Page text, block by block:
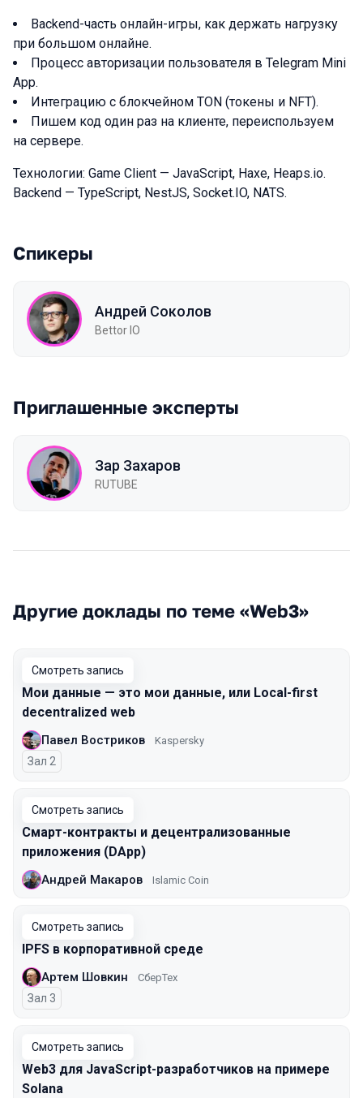
Backend-часть онлайн-игры, как держать нагрузку
при большом онлайне.
Процесс авторизации пользователя в Telegram Mini
App.
Интеграцию с блокчейном TON (токены и NFT).
Пишем код один раз на клиенте, переиспользуем
на сервере.
Технологии: Game Client — JavaScript, Haxe, Heaps.io.
Backend — TypeScript, NestJS, Socket.IO, NATS.
Спикеры
Андрей Соколов
Bettor IO
Приглашенные эксперты
Зар Захаров
RUTUBE
Другие доклады по теме «Web3»
Смотреть запись
Мои данные — это мои данные, или Local-first
decentralized web
Павел Востриков Kaspersky
Зал 2
Смотреть запись
Смарт-контракты и децентрализованные
приложения (DApp)
Андрей Макаров Islamic Coin
Смотреть запись
IPFS в корпоративной среде
Артем Шовкин СберТех
Зал 3
Смотреть запись
Web3 для JavaScript-разработчиков на примере
Solana